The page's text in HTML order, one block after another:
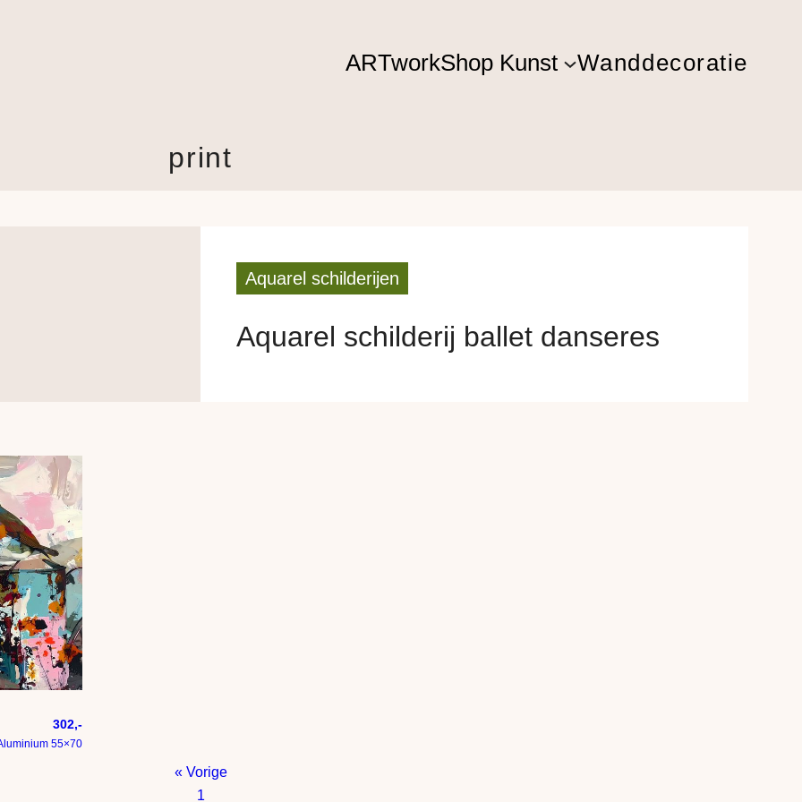
ARTworkShop Kunst Wanddecoratie
print
Aquarel schilderijen
Aquarel schilderij ballet danseres
302,-
55×70
« Vorige
1